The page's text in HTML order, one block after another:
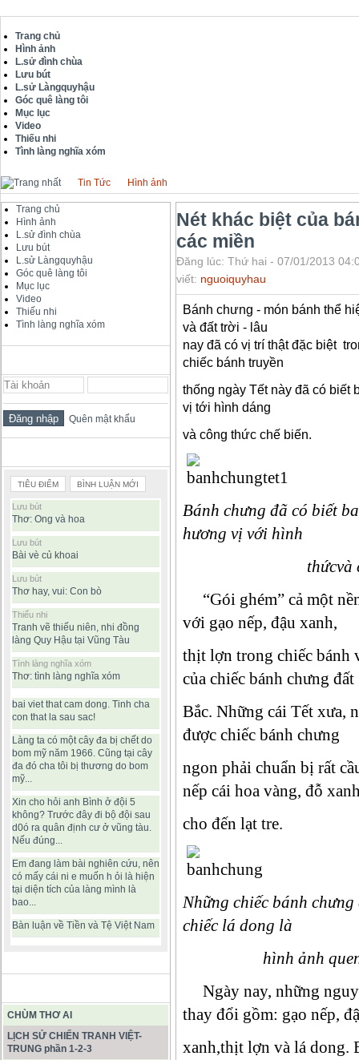
Trang chủ
Hình ảnh
L.sử đình chùa
Lưu bút
L.sử Làngquyhậu
Góc quê làng tôi
Mục lục
Video
Thiếu nhi
Tình làng nghĩa xóm
Tin Tức Hình ảnh
Trang chủ
Hình ảnh
L.sử đình chùa
Lưu bút
L.sử Làngquyhậu
Góc quê làng tôi
Mục lục
Video
Thiếu nhi
Tình làng nghĩa xóm
Quên mật khẩu
TIÊU ĐIỂM BÌNH LUẬN MỚI
Lưu bút
Thơ: Ong và hoa
Lưu bút
Bài vè củ khoai
Lưu bút
Thơ hay, vui: Con bò
Thiếu nhi
Tranh vẽ thiếu niên, nhi đồng
làng Quy Hậu tại Vũng Tàu
Tình làng nghĩa xóm
Thơ: tình làng nghĩa xóm
bai viet that cam dong. Tinh cha
con that la sau sac!
Làng ta có một cây đa bị chết do
bom mỹ năm 1966. Cũng tại cây
đa đó cha tôi bị thương do bom
mỹ...
Xin cho hỏi anh Bình ở đội 5
không? Trước đây đi bộ đội sau
d0ó ra quân định cư ở vũng tàu.
Nếu đúng...
Em đang làm bài nghiên cứu, nên
có mấy cái ni e muốn h ỏi là hiện
tại diện tích của làng mình là
bao...
Bàn luận về Tiền và Tệ Việt Nam
CHÙM THƠ AI
LỊCH SỬ CHIẾN TRANH VIỆT-
TRUNG phần 1-2-3
Nét khác biệt của
các miền
Đăng lúc: Thứ hai - 07/01/2013
viết: nguoiquyhau
Bánh chưng - món bánh thể
và đất trời - lâu
nay đã có vị trí thật đặc biệt
chiếc bánh truyền
thống ngày Tết này đã có biết
vị tới hình dáng
và công thức chế biến.
Bánh chưng đã có biết
hương vị với hình
thứcvà công
“Gói ghém” cả một
với gạo nếp, đậu xanh,
thịt lợn trong chiếc bánh
của chiếc bánh chưng đất
Bắc. Những cái Tết xưa,
được chiếc bánh chưng
ngon phải chuẩn bị rất
nếp cái hoa vàng, đỗ
cho đến lạt tre.
Những chiếc bánh
chiếc lá dong là
hình ảnh quen
Ngày nay, những
thay đổi gồm: gạo nếp,
xanh,thịt lợn và lá dong.